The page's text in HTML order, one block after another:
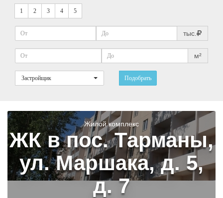
1 2 3 4 5
тыс.
м²
Застройщик Подобрать
Жилой комплекс
ЖК в пос. Тарманы,
ул. Маршака, д. 5,
д. 7